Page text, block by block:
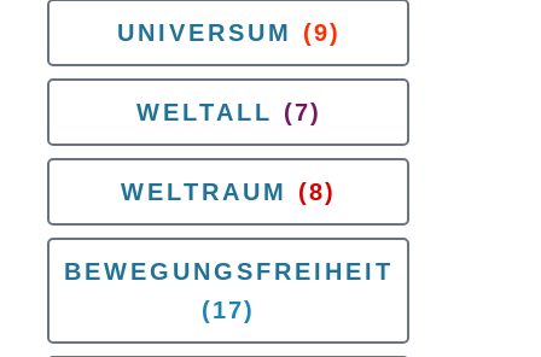
UNIVERSUM (9)
WELTALL (7)
WELTRAUM (8)
BEWEGUNGSFREIHEIT
(17)